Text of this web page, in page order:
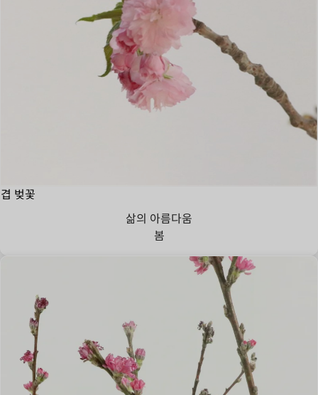
겹 벚꽃
삶의 아름다움
봄